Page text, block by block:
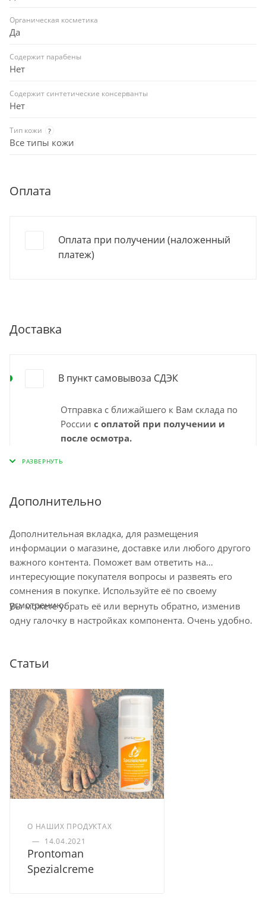
Органическая косметика
Да
Содержит парабены
Нет
Содержит синтетические консерванты
Нет
Тип кожи ?
Все типы кожи
Оплата
Оплата при получении (наложенный
платеж)
Доставка
В пункт самовывоза СДЭК
Отправка с ближайшего к Вам склада по
России с оплатой при получении и
после осмотра.
самовывоза СДЭК и забирайте заказ
"ориентировочно" на странице
наличия на ближайшем складе.
Минимальный срок доставки – 1-2
рабочих дня. Срок ожидания заказа в
пункте самовывоза до 10 дней
Остались вопросы по доставке
напишите нам?
Доставка курьером СДЭК по России
Доставка в отделение Почты России
Дополнительно
Дополнительная вкладка, для размещения
информации о магазине, доставке или любого другого
важного контента. Поможет вам ответить на
интересующие покупателя вопросы и развеять его
сомнения в покупке. Используйте её по своему
усмотрению.
Вы можете убрать её или вернуть обратно, изменив
одну галочку в настройках компонента. Очень удобно.
Статьи
О НАШИХ ПРОДУКТАХ
— 14.04.2021
Prontoman
Spezialcreme